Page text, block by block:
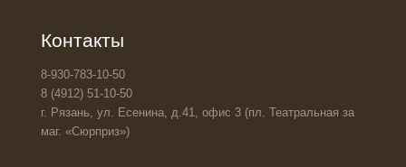
Контакты
8-930-783-10-50
8 (4912) 51-10-50
г. Рязань, ул. Есенина, д.41, офис 3 (пл. Театральная за
маг. «Сюрприз»)